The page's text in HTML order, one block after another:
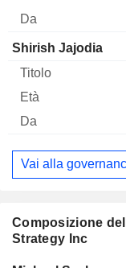
Shirish Jajodia
Vai alla
Composizione
Strategy Inc